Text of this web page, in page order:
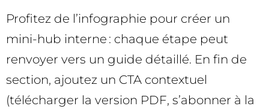
Profitez de l’infographie pour créer un
mini-hub interne : chaque étape peut
renvoyer vers un guide détaillé. En fin de
section, ajoutez un CTA contextuel
(télécharger la version PDF, s’abonner à la